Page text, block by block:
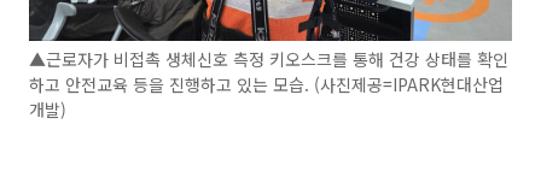
▲근로자가 비접촉 생체신호 측정 키오스크를 통해 건강 상태를 확인
하고 안전교육 등을 진행하고 있는 모습. (사진제공=IPARK현대산업
개발)